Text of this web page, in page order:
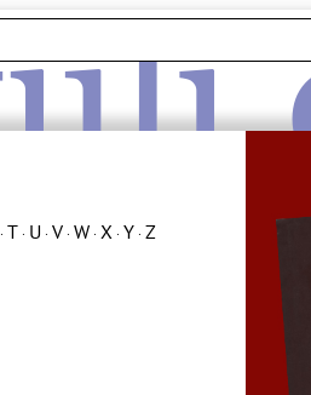
· T · U ·V ·W · X · Y ·Z